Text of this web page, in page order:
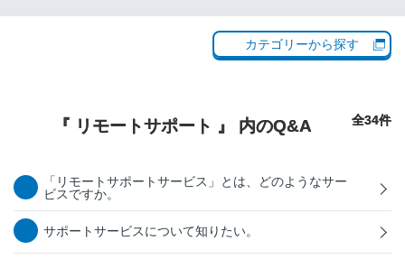
カテゴリーから探す
『 リモートサポート 』 内のQ&A 全34件
「リモートサポートサービス」とは、どのようなサー
ビスですか。
サポートサービスについて知りたい。